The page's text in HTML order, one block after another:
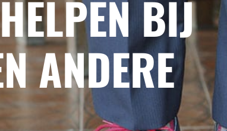
BIJ
ANDERE